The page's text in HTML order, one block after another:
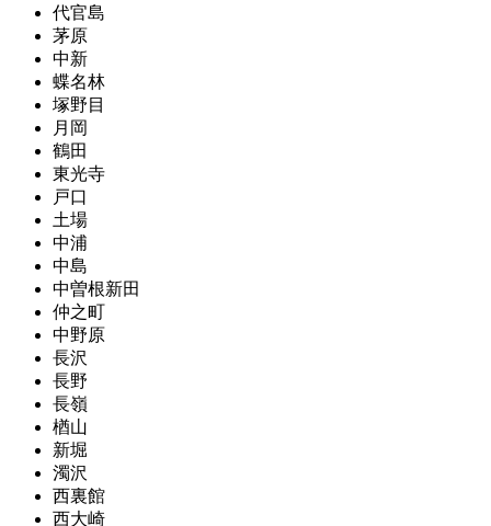
代官島
茅原
中新
蝶名林
塚野目
月岡
鶴田
東光寺
戸口
土場
中浦
中島
中曽根新田
仲之町
中野原
長沢
長野
長嶺
楢山
新堀
濁沢
西裏館
西大崎